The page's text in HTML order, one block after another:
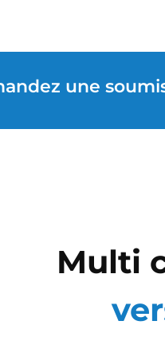
une
Multi